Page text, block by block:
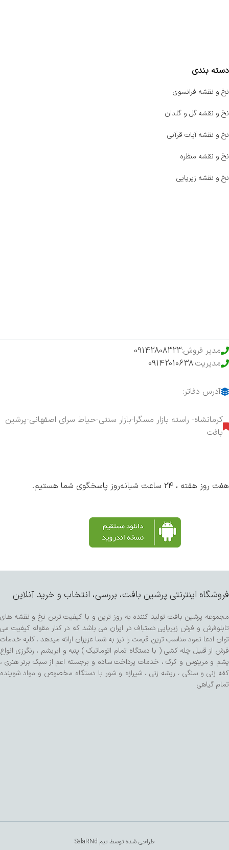
دسته بندی
نخ و نقشه فرانسوی
نخ و نقشه گل و گلدان
نخ و نقشه آیات قرآنی
نخ و نقشه منظره
نخ و نقشه زیرپایی
مدیر فروش:09142808323
مدیریت:09142010638
آدرس دفاتر:
کرمانشاه- راسته بازار مسگرا-بازار سنتی-حیاط سرای اصفهانی-پرشین
بافت
هفت روز هفته ، ۲۴ ساعت شبانه‌روز پاسخگوی شما هستیم.
فروشگاه اینترنتی پرشین بافت، بررسی، انتخاب و خرید آنلاین
مجموعه پرشین بافت تولید کننده به روز ترین و با کیفیت ترین نخ و نقشه های
تابلوفرش و فرش زیرپایی دستباف در ایران می باشد که در کنار مقوله کیفیت می
توان ادعا نمود مناسب ترین قیمت را نیز به شما عزیزان ارائه میدهد . کلیه خدمات
فرش از قبیل چله کشی ( با دستگاه تمام اتوماتیک ) پنبه و ابریشم ، رنگرزی انواع
پشم و مرینوس و کرک ، خدمات پرداخت ساده و برجسته اعم از سبک برتر هنری ،
کفه زنی و سنگی ، ریشه زنی ، شیرازه و شور با دستگاه مخصوص و مواد شوینده
تمام گیاهی
طراحی شده توسط تیم SalaRNd